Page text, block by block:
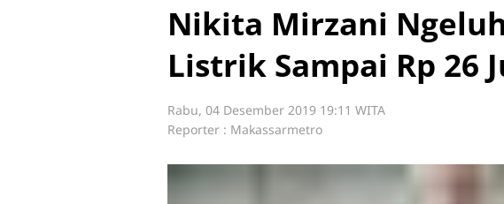
Nikita Mirzani
Listrik Sampai Rp 26
Rabu, 04 Desember 2019 19:11 WITA
Reporter : Makassarmetro